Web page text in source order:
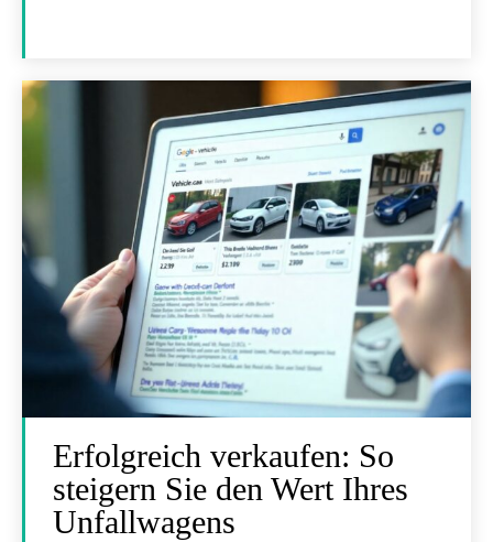
Erfolgreich verkaufen: So
steigern Sie den Wert Ihres
Unfallwagens